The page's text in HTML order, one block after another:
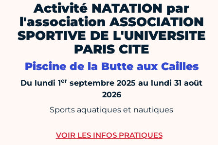
Activité NATATION par
l'association ASSOCIATION
SPORTIVE DE L'UNIVERSITE
PARIS CITE
Piscine de la Butte aux Cailles
Du lundi 1er septembre 2025 au lundi 31 août
2026
Sports aquatiques et nautiques
VOIR LES INFOS PRATIQUES